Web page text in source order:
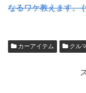
なるワケ教えます。
カーアイテム クル